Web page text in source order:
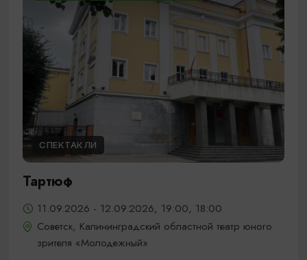
СПЕКТАКЛИ
Тартюф
11.09.2026 - 12.09.2026, 19:00, 18:00
Советск, Калининградский областной театр юного
зрителя «Молодежный»